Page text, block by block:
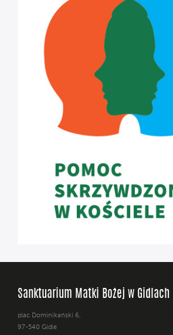
Sanktuarium Matki Bożej w Gidlach
plac Dominikański 6,
97-540 Gidle